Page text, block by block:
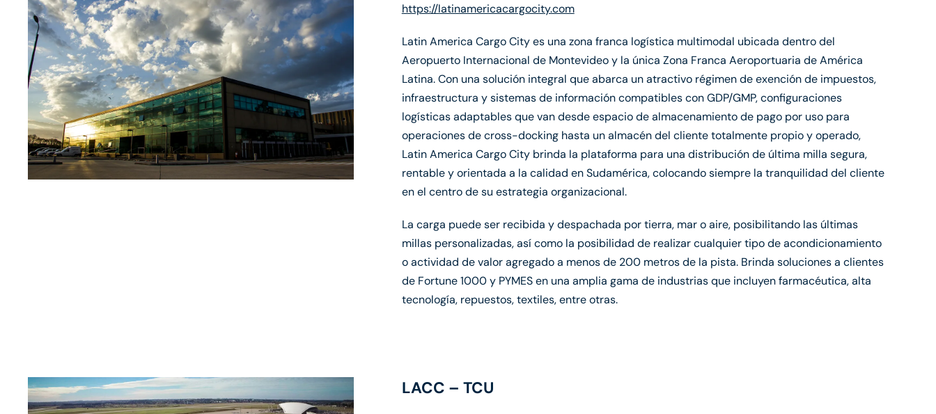
https://latinamericacargocity.com
Latin America Cargo City es una zona franca logística multimodal ubicada dentro del
Aeropuerto Internacional de Montevideo y la única Zona Franca Aeroportuaria de América
Latina. Con una solución integral que abarca un atractivo régimen de exención de impuestos,
infraestructura y sistemas de información compatibles con GDP/GMP, configuraciones
logísticas adaptables que van desde espacio de almacenamiento de pago por uso para
operaciones de cross-docking hasta un almacén del cliente totalmente propio y operado,
Latin America Cargo City brinda la plataforma para una distribución de última milla segura,
rentable y orientada a la calidad en Sudamérica, colocando siempre la tranquilidad del cliente
en el centro de su estrategia organizacional.
La carga puede ser recibida y despachada por tierra, mar o aire, posibilitando las últimas
millas personalizadas, así como la posibilidad de realizar cualquier tipo de acondicionamiento
o actividad de valor agregado a menos de 200 metros de la pista. Brinda soluciones a clientes
de Fortune 1000 y PYMES en una amplia gama de industrias que incluyen farmacéutica, alta
tecnología, repuestos, textiles, entre otras.
LACC – TCU